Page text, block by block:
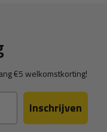
€5 welkomstkorting!
Inschrijven